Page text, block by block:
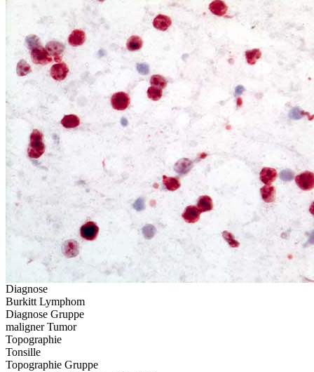
Diagnose
Burkitt Lymphom
Diagnose Gruppe
maligner Tumor
Topographie
Tonsille
Topographie Gruppe